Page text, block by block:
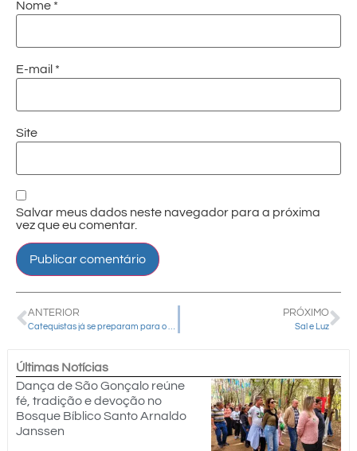
Nome *
E-mail *
Site
Salvar meus dados neste navegador para a próxima
vez que eu comentar.
ANTERIOR PRÓXIMO
Sal e Luz
Últimas Notícias
Dança de São Gonçalo reúne
fé, tradição e devoção no
Bosque Bíblico Santo Arnaldo
Janssen